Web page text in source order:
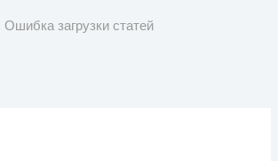
Ошибка загрузки статей